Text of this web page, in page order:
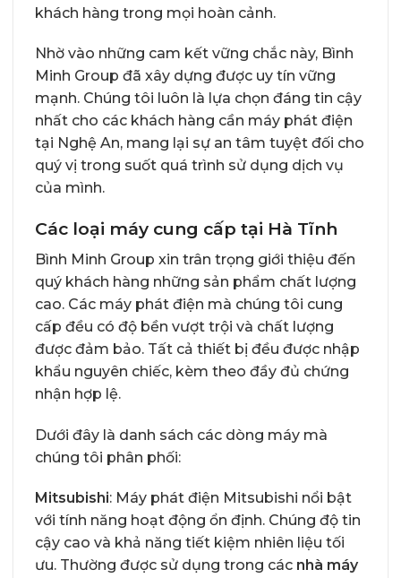
khách hàng trong mọi hoàn cảnh.
Nhờ vào những cam kết vững chắc này, Bình
Minh Group đã xây dựng được uy tín vững
mạnh. Chúng tôi luôn là lựa chọn đáng tin cậy
nhất cho các khách hàng cần máy phát điện
tại Nghệ An, mang lại sự an tâm tuyệt đối cho
quý vị trong suốt quá trình sử dụng dịch vụ
của mình.
Các loại máy cung cấp tại Hà Tĩnh
Bình Minh Group xin trân trọng giới thiệu đến
quý khách hàng những sản phẩm chất lượng
cao. Các máy phát điện mà chúng tôi cung
cấp đều có độ bền vượt trội và chất lượng
được đảm bảo. Tất cả thiết bị đều được nhập
khẩu nguyên chiếc, kèm theo đầy đủ chứng
nhận hợp lệ.
Dưới đây là danh sách các dòng máy mà
chúng tôi phân phối:
Mitsubishi: Máy phát điện Mitsubishi nổi bật
với tính năng hoạt động ổn định. Chúng độ tin
cậy cao và khả năng tiết kiệm nhiên liệu tối
ưu. Thường được sử dụng trong các nhà máy